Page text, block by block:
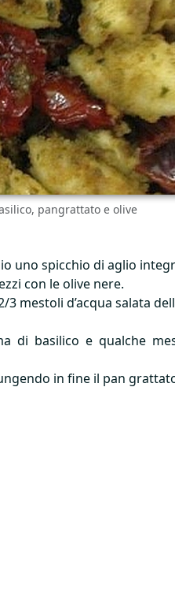
pangrattato e olive
uno spicchio di aglio
con le olive nere.
mestoli d’acqua salata
di basilico e qualche
in fine il pan